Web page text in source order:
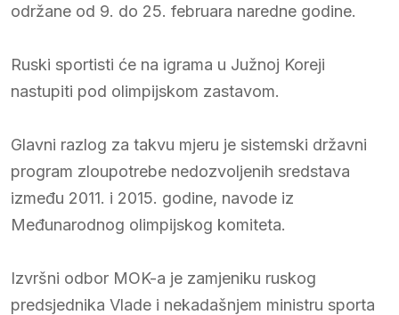
održane od 9. do 25. februara naredne godine.
Ruski sportisti će na igrama u Južnoj Koreji
nastupiti pod olimpijskom zastavom.
Glavni razlog za takvu mjeru je sistemski državni
program zloupotrebe nedozvoljenih sredstava
između 2011. i 2015. godine, navode iz
Međunarodnog olimpijskog komiteta.
Izvršni odbor MOK-a je zamjeniku ruskog
predsjednika Vlade i nekadašnjem ministru sporta